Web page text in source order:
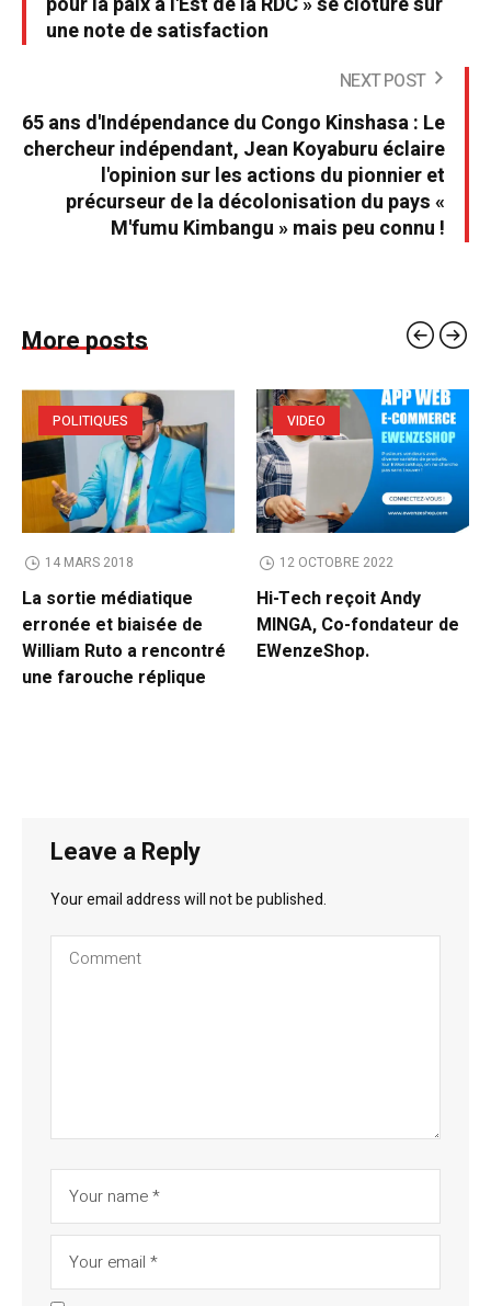
une note de satisfaction
NEXT POST
65 ans d'Indépendance du Congo Kinshasa : Le
chercheur indépendant, Jean Koyaburu éclaire
l'opinion sur les actions du pionnier et
précurseur de la décolonisation du pays «
M'fumu Kimbangu » mais peu connu !
More posts
POLITIQUES
14 MARS 2018
La sortie médiatique
erronée et biaisée de
William Ruto a rencontré
une farouche réplique
VIDEO
12 OCTOBRE 2022
Hi-Tech reçoit Andy
MINGA, Co-fondateur de
EWenzeShop.
Leave a Reply
Your email address will not be published.